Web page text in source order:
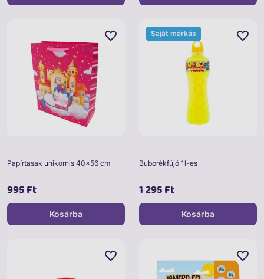
Papírtasak unikornis 40x56 cm
995 Ft
Kosárba
Buborékfújó 1l-es
1 295 Ft
Saját márkás
Kosárba